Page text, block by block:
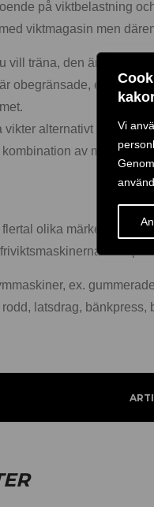
Vi
på viktbelastning
viktmagasin men
vill träna, den är extremt
obegränsade,
vikter alternativt maskiner?
av
olika märken och
med
ex.
latsdrag,